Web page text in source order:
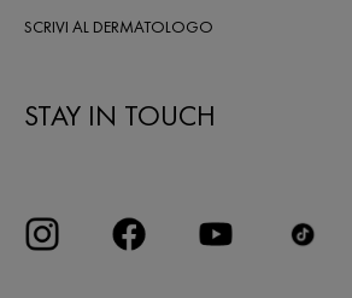
SCRIVI AL DERMATOLOGO
STAY IN TOUCH